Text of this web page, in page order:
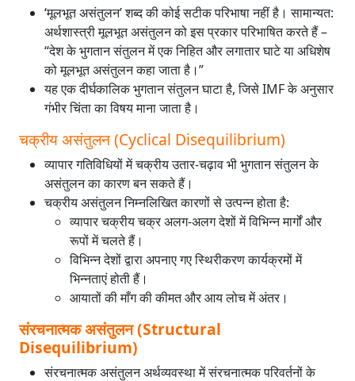
‘मूलभूत असंतुलन’ शब्द की कोई सटीक परिभाषा नहीं है। सामान्यत:
अर्थशास्त्री मूलभूत असंतुलन को इस प्रकार परिभाषित करते हैं –
“देश के भुगतान संतुलन में एक निहित और लगातार घाटे या अधिशेष
को मूलभूत असंतुलन कहा जाता है।”
यह एक दीर्घकालिक भुगतान संतुलन घाटा है, जिसे IMF के अनुसार
गंभीर चिंता का विषय माना जाता है।
चक्रीय असंतुलन (Cyclical Disequilibrium)
व्यापार गतिविधियों में चक्रीय उतार-चढ़ाव भी भुगतान संतुलन के
असंतुलन का कारण बन सकते हैं।
चक्रीय असंतुलन निम्नलिखित कारणों से उत्पन्न होता है:
व्यापार चक्रीय चक्र अलग-अलग देशों में विभिन्न मार्गों और
रूपों में चलते हैं।
विभिन्न देशों द्वारा अपनाए गए स्थिरीकरण कार्यक्रमों में
भिन्नताएं होती हैं।
आयातों की माँग की कीमत और आय लोच में अंतर।
संरचनात्मक असंतुलन (Structural
Disequilibrium)
संरचनात्मक असंतुलन अर्थव्यवस्था में संरचनात्मक परिवर्तनों के